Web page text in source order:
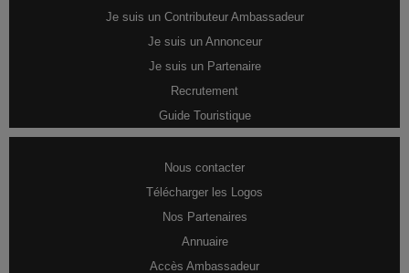
Je suis un Contributeur Ambassadeur
Je suis un Annonceur
Je suis un Partenaire
Recrutement
Guide Touristique
Nous contacter
Télécharger les Logos
Nos Partenaires
Annuaire
Accès Ambassadeur